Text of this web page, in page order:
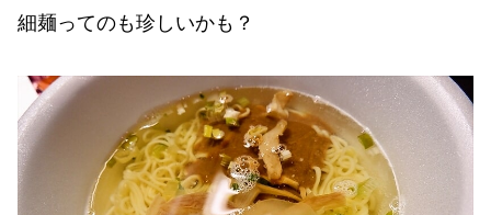
細麺ってのも珍しいかも？